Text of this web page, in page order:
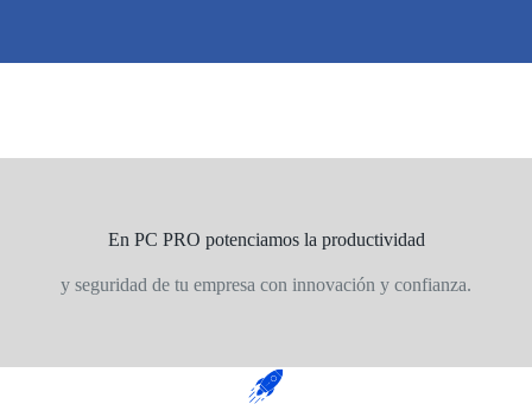
En PC PRO potenciamos la productividad
y seguridad de tu empresa con innovación y confianza.